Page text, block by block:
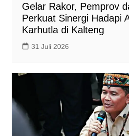
Gelar Rakor, Pemprov
Perkuat Sinergi Hadapi
Karhutla di Kalteng
31 Juli 2026